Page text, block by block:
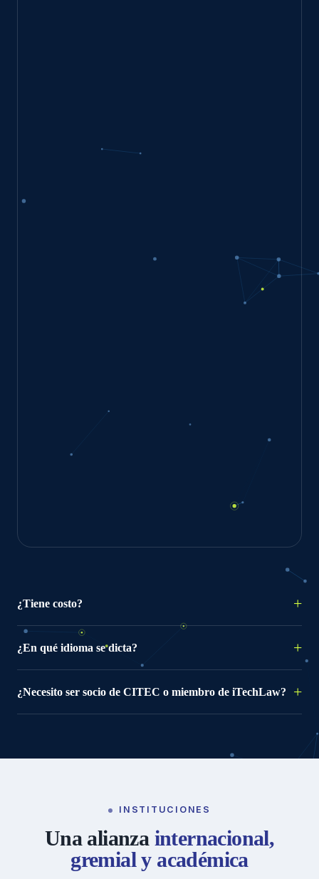
¿Tiene costo?
¿En qué idioma se dicta?
¿Necesito ser socio de CITEC o miembro de iTechLaw?
INSTITUCIONES
Una alianza internacional,
gremial y académica